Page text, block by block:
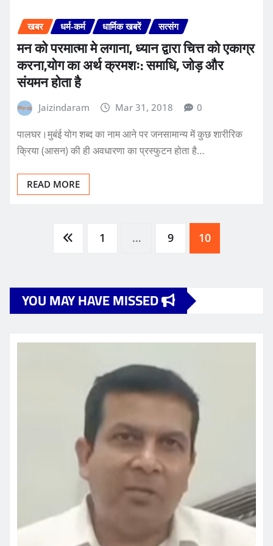
खबर धर्म-कर्म धार्मिक खबरें सत्संग
मन को परमात्मा मे लगाना, ध्यान द्वारा चित्त को एकाग्र
करना,योग का अर्थ क्रमशः: समाधि, जोड़ और
संयमन होता है
Jaizindaram Mar 31, 2018 0
पालघर।मुबंई योग शब्द का नाम आने पर जनसामान्य में कुछ शारीरिक
क्रिया (आसन) की ही अवधारणा का प्रस्फुटन होता है…
READ MORE
pagination
1 … 9 10
YOU MAY HAVE MISSED